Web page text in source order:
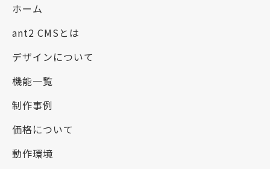
ホーム
ant2 CMSとは
デザインについて
機能一覧
制作事例
価格について
動作環境